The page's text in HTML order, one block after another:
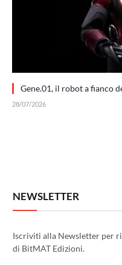
Gene.01, il robot a fianco
28/07/2026
NEWSLETTER
Iscriviti alla Newsletter per
di BitMAT Edizioni.